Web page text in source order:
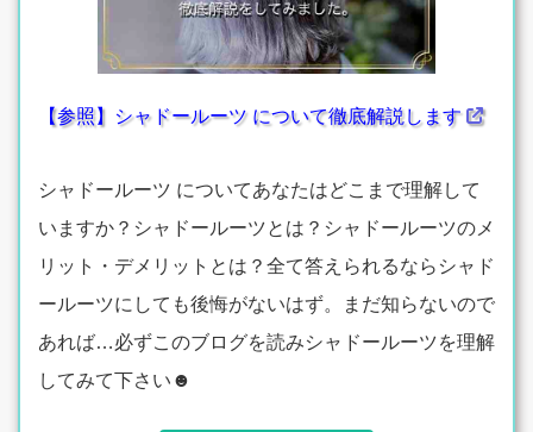
【参照】シャドールーツ について徹底解説します
シャドールーツ についてあなたはどこまで理解して
いますか？シャドールーツとは？シャドールーツのメ
リット・デメリットとは？全て答えられるならシャド
ールーツにしても後悔がないはず。まだ知らないので
あれば…必ずこのブログを読みシャドールーツを理解
してみて下さい☻